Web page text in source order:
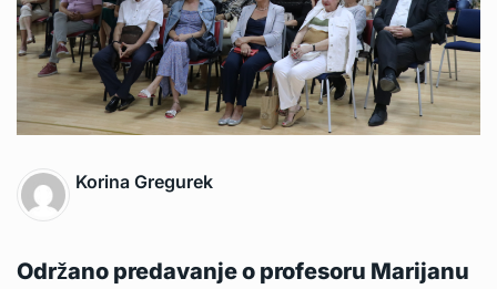
Korina Gregurek
Održano predavanje o profesoru Marijanu